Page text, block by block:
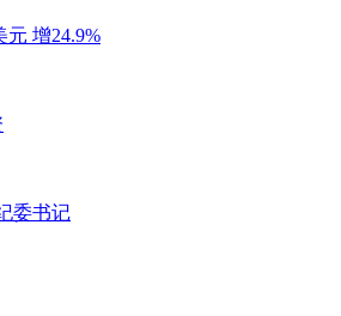
元 增24.9%
委书记